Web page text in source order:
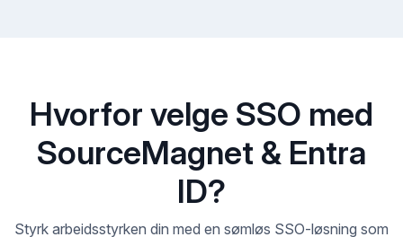
Hvorfor velge SSO med
SourceMagnet & Entra
ID?
Styrk arbeidsstyrken din med en sømløs SSO-løsning som